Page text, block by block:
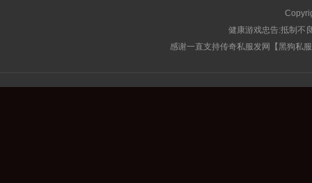
健康游戏忠告:抵制不
感谢一直支持传奇私服发网【黑狗私